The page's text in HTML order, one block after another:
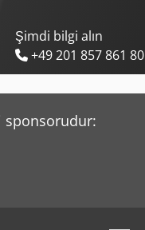
Şimdi bilgi alın
+49 201 857 861 80
sponsorudur: